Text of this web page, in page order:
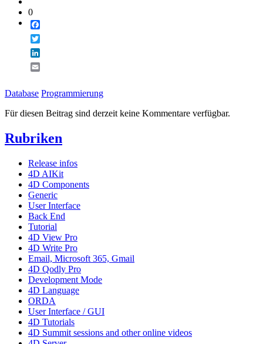
0
Database Programmierung
Für diesen Beitrag sind derzeit keine Kommentare verfügbar.
Rubriken
Release infos
4D AIKit
4D Components
Generic
User Interface
Back End
Tutorial
4D View Pro
4D Write Pro
Email, Microsoft 365, Gmail
4D Qodly Pro
Development Mode
4D Language
ORDA
User Interface / GUI
4D Tutorials
4D Summit sessions and other online videos